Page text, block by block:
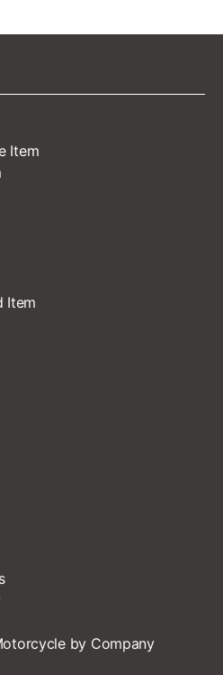
Item
Item
by Company